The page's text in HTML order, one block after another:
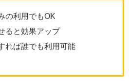
の利用でもOK
ると効果アップ
れば誰でも利用可能